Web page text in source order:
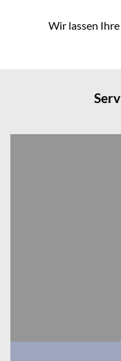
Wir lassen